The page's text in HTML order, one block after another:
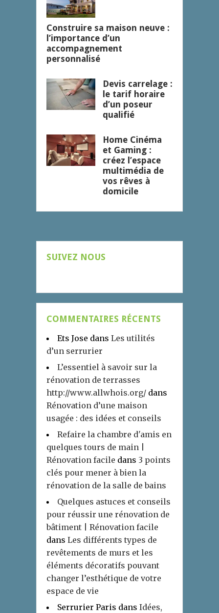
Construire sa maison neuve :
l’importance d’un
accompagnement
personnalisé
Devis carrelage :
le tarif horaire
d’un poseur
qualifié
Home Cinéma
et Gaming :
créez l’espace
multimédia de
vos rêves à
domicile
SUIVEZ NOUS
COMMENTAIRES RÉCENTS
Ets Jose dans Les utilités
d’un serrurier
L’essentiel à savoir sur la
rénovation de terrasses
http://www.allwhois.org/ dans
Rénovation d’une maison
usagée : des idées et conseils
Refaire la chambre d'amis en
quelques tours de main |
Rénovation facile dans 3 points
clés pour mener à bien la
rénovation de la salle de bains
Quelques astuces et conseils
pour réussir une rénovation de
bâtiment | Rénovation facile
dans Les différents types de
revêtements de murs et les
éléments décoratifs pouvant
changer l’esthétique de votre
espace de vie
Serrurier Paris dans Idées,